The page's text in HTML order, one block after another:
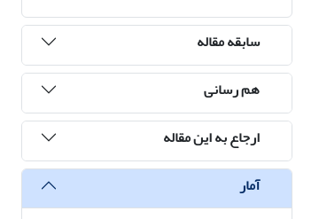
سابقه مقاله
هم رسانی
ارجاع به این مقاله
آمار